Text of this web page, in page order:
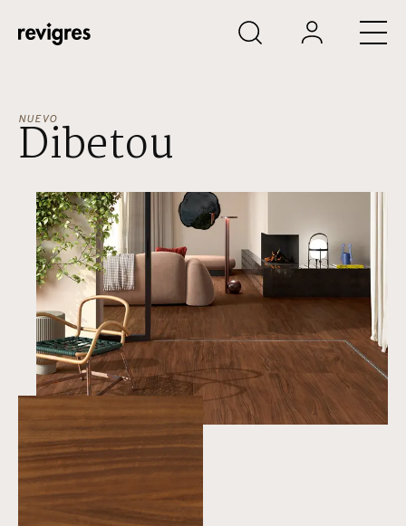
Saltar al contenido principal
NUEVO
Dibetou